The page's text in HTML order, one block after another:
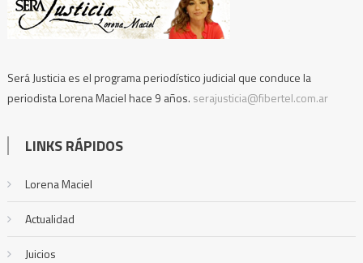
Será Justicia es el programa periodístico judicial que conduce la
periodista Lorena Maciel hace 9 años. serajusticia@fibertel.com.ar
LINKS RÁPIDOS
Lorena Maciel
Actualidad
Juicios